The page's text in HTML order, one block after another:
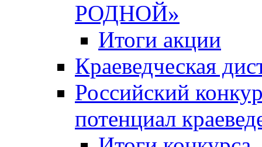
РОДНОЙ»
Итоги акции
Краеведческая
Российский
потенциал